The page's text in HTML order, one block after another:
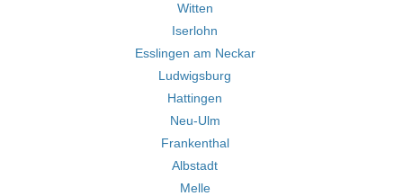
Witten
Iserlohn
Esslingen am Neckar
Ludwigsburg
Hattingen
Neu-Ulm
Frankenthal
Albstadt
Melle